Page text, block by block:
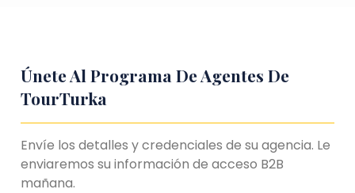
Únete Al Programa De Agentes De
TourTurka
Envíe los detalles y credenciales de su agencia. Le
enviaremos su información de acceso B2B
mañana.